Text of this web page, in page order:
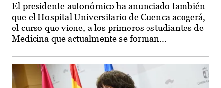
El presidente autonómico ha anunciado también
que el Hospital Universitario de Cuenca acogerá,
el curso que viene, a los primeros estudiantes de
Medicina que actualmente se forman...